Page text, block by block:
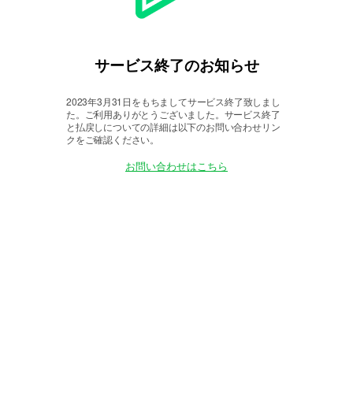
サービス終了のお知らせ
2023年3月31日をもちましてサービス終了致しまし
た。
ご利用ありがとうございました。サービス終了
と払戻しについての詳細は以下のお問い合わせリン
クをご確認ください。
お問い合わせはこちら